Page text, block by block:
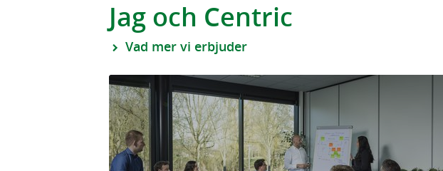
Jag och Centric
Vad mer vi erbjuder